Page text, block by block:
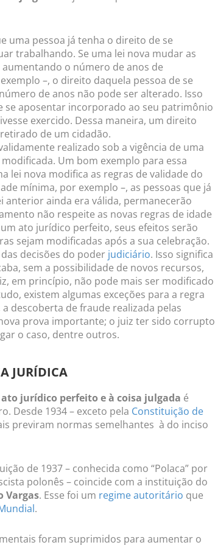
uma pessoa já tenha o direito de se
trabalhando. Se uma lei nova mudar as
aumentando o número de anos de
–, o direito daquela pessoa de se
de anos não pode ser alterado. Isso
se aposentar incorporado ao seu patrimônio
exercido. Dessa maneira, um direito
de um cidadão.
realizado sob a vigência de uma
Um bom exemplo para essa
lei nova modifica as regras de validade do
mínima, por exemplo –, as pessoas que já
anterior ainda era válida, permanecerão
não respeite as novas regras de idade
ato jurídico perfeito, seus efeitos serão
sejam modificadas após a sua celebração.
decisões do poder judiciário. Isso significa
sem a possibilidade de novos recursos,
em princípio, não pode mais ser modificado
existem algumas exceções para a regra
descoberta de fraude realizada pelas
prova importante; o juiz ter sido corrupto
o caso, dentre outros.
JURÍDICA
jurídico perfeito e à coisa julgada é
Desde 1934 – exceto pela Constituição de
previram normas semelhantes à do inciso
de 1937 – conhecida como “Polaca” por
polonês – coincide com a instituição do
Vargas. Esse foi um regime autoritário que
.
foram suprimidos para aumentar o